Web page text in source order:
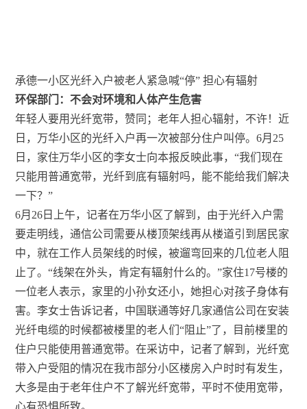
承德一小区光纤入户被老人紧急喊“停” 担心有辐射
环保部门：不会对环境和人体产生危害
年轻人要用光纤宽带，赞同；老年人担心辐射，不许！近
日，万华小区的光纤入户再一次被部分住户叫停。6月25
日，家住万华小区的李女士向本报反映此事，“我们现在
只能用普通宽带，光纤到底有辐射吗，能不能给我们解决
一下？”
6月26日上午，记者在万华小区了解到，由于光纤入户需
要走明线，通信公司需要从楼顶架线再从楼道引到居民家
中，就在工作人员架线的时候，被遛弯回来的几位老人阻
止了。“线架在外头，肯定有辐射什么的。”家住17号楼的
一位老人表示，家里的小孙女还小，她担心对孩子身体有
害。李女士告诉记者，中国联通等好几家通信公司在安装
光纤电缆的时候都被楼里的老人们“阻止”了，目前楼里的
住户只能使用普通宽带。在采访中，记者了解到，光纤宽
带入户受阻的情况在我市部分小区楼房入户时时有发生，
大多是由于老年住户不了解光纤宽带，平时不使用宽带，
心有恐惧所致。